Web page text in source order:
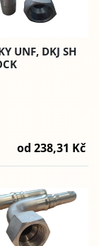
UNF, DKJ SH
od 238,31 Kč